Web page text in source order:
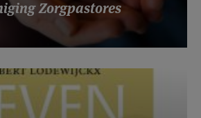
Zorgpastores